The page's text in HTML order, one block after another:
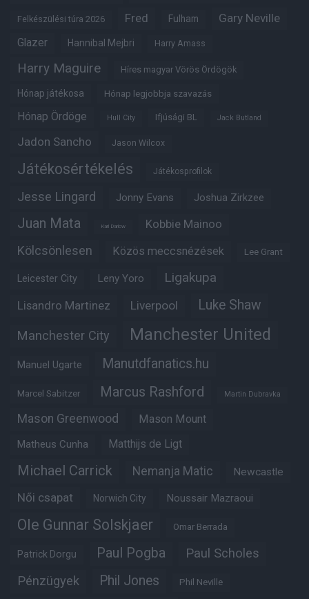
Felkészülési túra 2026 Fred Fulham Gary Neville
Glazer Hannibal Mejbri Harry Amass
Harry Maguire Híres magyar Vörös Ördögök
Hónap játékosa Hónap legjobbja szavazás
Hónap Ördöge Hull City Ifjúsági BL Jack Butland
Jadon Sancho Jason Wilcox
Játékosértékelés Játékosprofilok
Jesse Lingard Jonny Evans Joshua Zirkzee
Juan Mata Karl Darlow Kobbie Mainoo
Kölcsönlesen Közös meccsnézések Lee Grant
Leicester City Leny Yoro Ligakupa
Lisandro Martinez Liverpool Luke Shaw
Manchester City Manchester United
Manuel Ugarte Manutdfanatics.hu
Marcel Sabitzer Marcus Rashford Martin Dubravka
Mason Greenwood Mason Mount
Matheus Cunha Matthijs de Ligt
Michael Carrick Nemanja Matic Newcastle
Női csapat Norwich City Noussair Mazraoui
Ole Gunnar Solskjaer Omar Berrada
Patrick Dorgu Paul Pogba Paul Scholes
Pénzügyek Phil Jones Phil Neville